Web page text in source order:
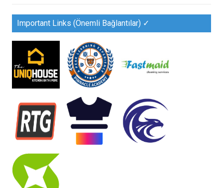
Important Links (Önemli Bağlantılar) ✓